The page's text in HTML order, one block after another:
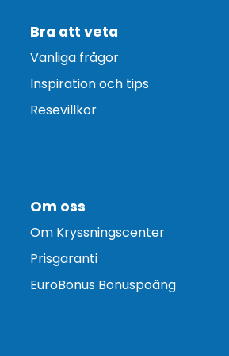
Bra att veta
Vanliga frågor
Inspiration och tips
Resevillkor
Om oss
Om Kryssningscenter
Prisgaranti
EuroBonus Bonuspoäng